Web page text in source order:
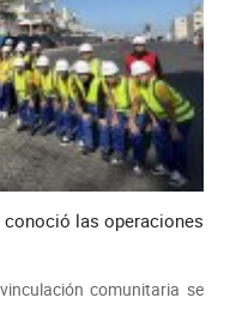
las operaciones
comunitaria se